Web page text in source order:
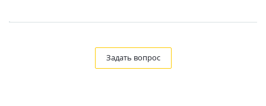
Задать вопрос